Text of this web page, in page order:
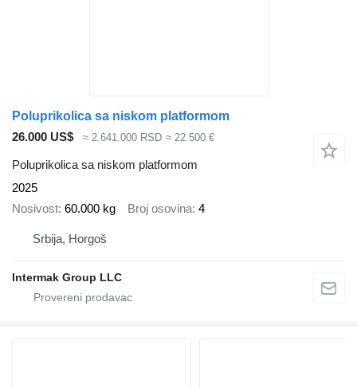
Poluprikolica sa niskom platformom
26.000 US$
≈ 2.641.000 RSD ≈ 22.500 €
Poluprikolica sa niskom platformom
2025
Nosivost 60.000 kg Broj osovina 4
Srbija, Horgoš
Intermak Group LLC